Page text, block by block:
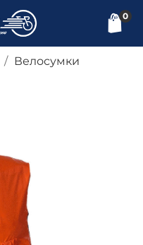
0
Велосумки